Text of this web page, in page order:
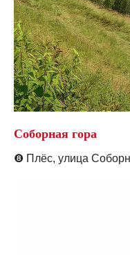
Соборная гора
❽ Плёс, улица